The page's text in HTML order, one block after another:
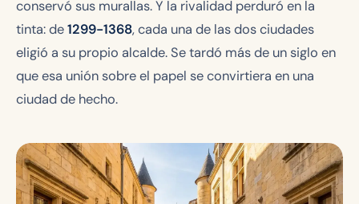
conservó sus murallas. Y la rivalidad perduró en la
tinta: de1299-1368, cada una de las dos ciudades
eligió a su propio alcalde. Se tardó más de un siglo en
que esa unión sobre el papel se convirtiera en una
ciudad de hecho.